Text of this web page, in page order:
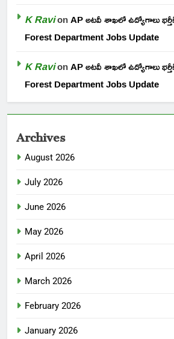
K RavionAP అటవీ శాఖలో ఉద్యోగాలు
Forest Department Jobs Update
K RavionAP అటవీ శాఖలో ఉద్యోగాలు
Forest Department Jobs Update
Archives
August 2026
July 2026
June 2026
May 2026
April 2026
March 2026
February 2026
January 2026